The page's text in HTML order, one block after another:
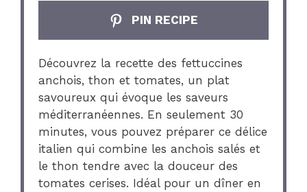
PIN RECIPE
Découvrez la recette des fettuccines
anchois, thon et tomates, un plat
savoureux qui évoque les saveurs
méditerranéennes. En seulement 30
minutes, vous pouvez préparer ce délice
italien qui combine les anchois salés et
le thon tendre avec la douceur des
tomates cerises. Idéal pour un dîner en